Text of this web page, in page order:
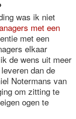
was ik niet
met een
met een
elkaar
de wens uit meer
dan de
Notermans van
om zitting te
ogen te